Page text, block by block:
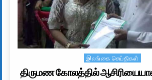
Posted in
இலங்கை செய்திகள்
திருமண கோலத்தில்